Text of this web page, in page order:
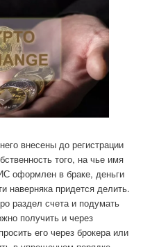
внесены до регистрации
того, на чье имя
оформлен в браке, деньги
наверняка придется делить.
раздел счета и подумать
получить и через
его через брокера или